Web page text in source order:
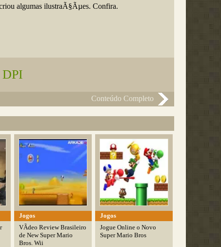
algumas ilustraÃ§Ãµes. Confira.
DPI
Conteúdo Completo
Jogos
VÃ­deo Review Brasileiro
de New Super Mario
Bros. Wii
Jogos
Jogue Online o Novo
Super Mario Bros